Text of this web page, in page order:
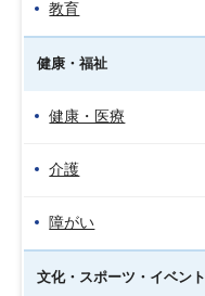
教育
健康・福祉
健康・医療
介護
障がい
文化・スポーツ・イベント